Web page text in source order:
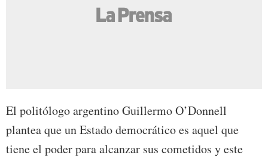
El politólogo argentino Guillermo O’Donnell
plantea que un Estado democrático es aquel que
tiene el poder para alcanzar sus cometidos y este